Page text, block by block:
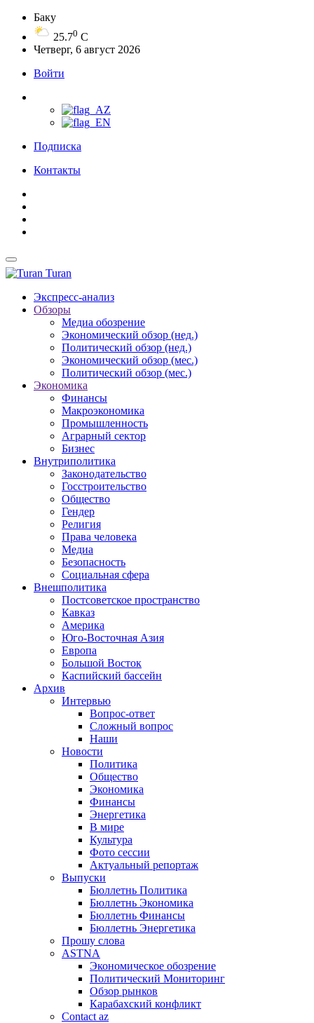
Баку
25.70 C
Четверг, 6 август 2026
Войти
Подписка
Контакты
Turan
Экспресс-анализ
Обзоры
Медиа обозрение
Экономический обзор (нед.)
Политический обзор (нед.)
Экономический обзор (мес.)
Политический обзор (мес.)
Экономика
Финансы
Макроэкономика
Промышленность
Аграрный сектор
Бизнес
Внутриполитика
Законодательство
Госстроительство
Общество
Гендер
Религия
Права человека
Медиа
Безопасность
Социальная сфера
Внешполитика
Постсоветское пространство
Кавказ
Америка
Юго-Восточная Азия
Европа
Большой Восток
Каспийский бассейн
Архив
Интервью
Вопрос-ответ
Сложный вопрос
Наши
Новости
Политика
Общество
Экономика
Финансы
Энергетика
В мире
Культура
Фото сессии
Актуальный репортаж
Выпуски
Бюллетнь Политика
Бюллетнь Экономика
Бюллетнь Финансы
Бюллетнь Энергетика
Прошу слова
ASTNA
Экономическое обозрение
Политический Мониторинг
Обзор рынков
Карабахский конфликт
Contact az